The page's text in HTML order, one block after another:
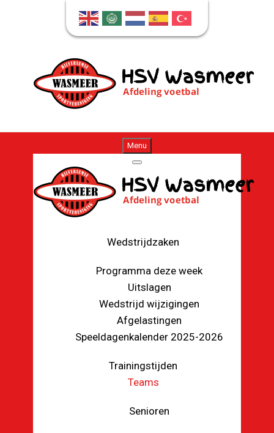
Menu
Wedstrijdzaken
Programma deze week
Uitslagen
Wedstrijd wijzigingen
Afgelastingen
Speeldagenkalender 2025-2026
Trainingstijden
Teams
Senioren